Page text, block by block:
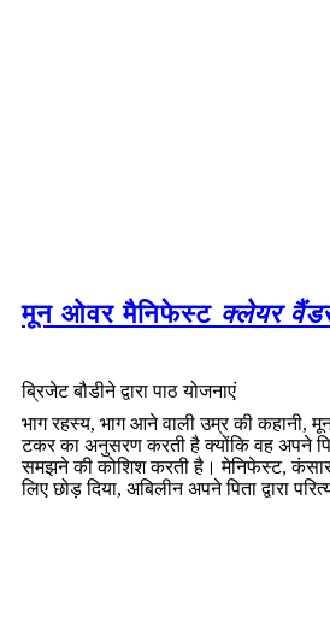
मून ओवर मैनिफेस्ट क्लेयर
ब्रिजेट बौडीने द्वारा पाठ योजनाएं
भाग रहस्य, भाग आने वाली उम्र की कहानी,
टकर का अनुसरण करती है क्योंकि वह अपने
समझने की कोशिश करती है। मेनिफेस्ट,
लिए छोड़ दिया, अबिलीन अपने पिता द्वारा